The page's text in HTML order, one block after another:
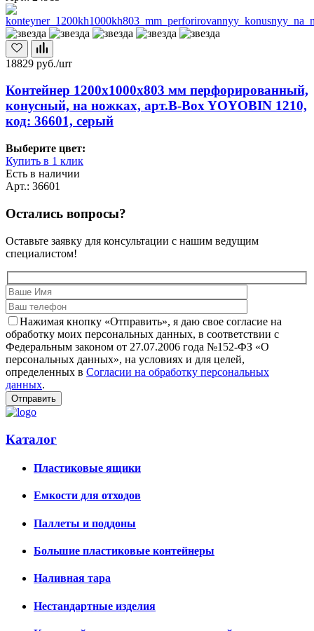
18829 руб./шт
Контейнер 1200х1000х803 мм перфорированный,
конусный, на ножках, арт.B-Box YOYOBIN 1210,
код: 36601, серый
Выберите цвет:
Купить в 1 клик
Есть в наличии
Арт.: 36601
Остались вопросы?
Оставьте заявку для консультации с нашим ведущим
специалистом!
Нажимая кнопку «Отправить», я даю свое согласие на
обработку моих персональных данных, в соответствии с
Федеральным законом от 27.07.2006 года №152-ФЗ «О
персональных данных», на условиях и для целей,
определенных в Согласии на обработку персональных
данных.
Каталог
Пластиковые ящики
Емкости для отходов
Паллеты и поддоны
Большие пластиковые контейнеры
Наливная тара
Нестандартные изделия